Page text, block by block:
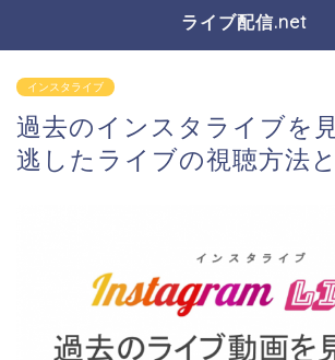
ライブ配信.net
インスタライブ
過去のインスタライブを
逃したライブの視聴方法